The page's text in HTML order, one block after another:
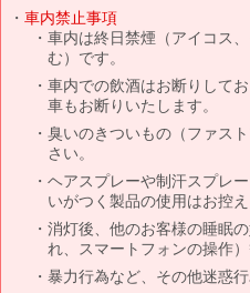
車内禁止事項
車内は終日禁煙（アイコス
む）です。
車内での飲酒はお断りして
車もお断りいたします。
臭いのきついもの（ファス
さい。
ヘアスプレーや制汗スプレ
いがつく製品の使用はお控え
消灯後、他のお客様の睡眠
れ、スマートフォンの操作
暴力行為など、その他迷惑